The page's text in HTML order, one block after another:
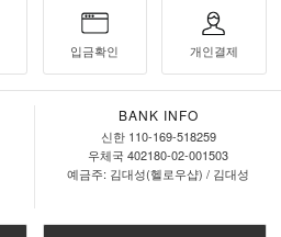
입금확인 개인결제
BANK INFO
신한 110-169-518259
우체국 402180-02-001503
예금주: 김대성(헬로우샵) / 김대성